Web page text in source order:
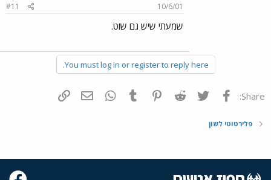
10/6/01
#11
שמעתי שיש גם שוט.
You must log in or register to reply here.
Share: פייסבוק Twitter
Reddit
Pinterest
Tumblr
WhatsAppדואר אלקטרוני
פלירטוטי לשון